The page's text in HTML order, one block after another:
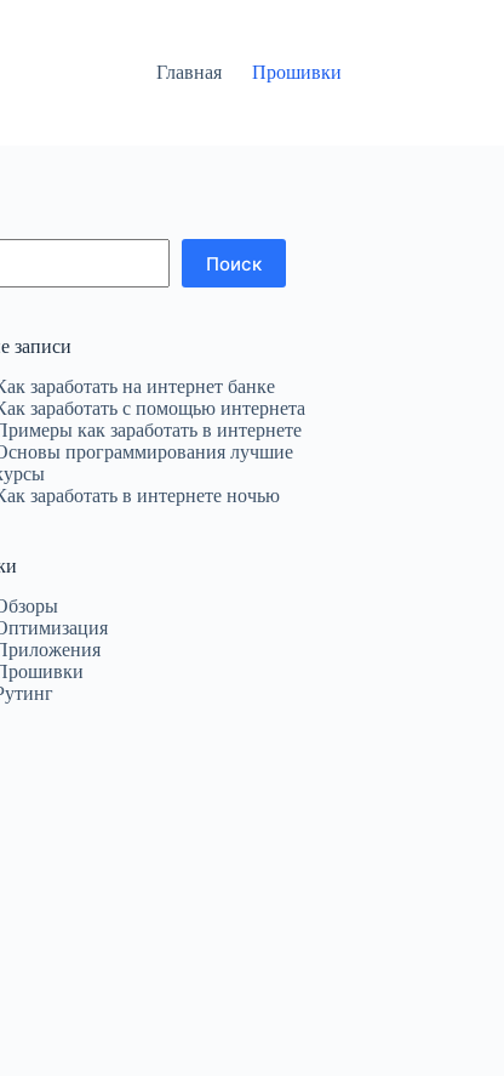
Главная Прошивки
Поиск
записи
заработать на интернет банке
заработать с помощью интернета
как заработать в интернете
программирования лучшие
заработать в интернете ночью